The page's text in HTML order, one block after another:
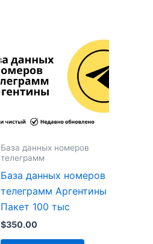
База данных номеров
телеграмм
База данных номеров
телеграмм Аргентины
Пакет 100 тыс
$350.00